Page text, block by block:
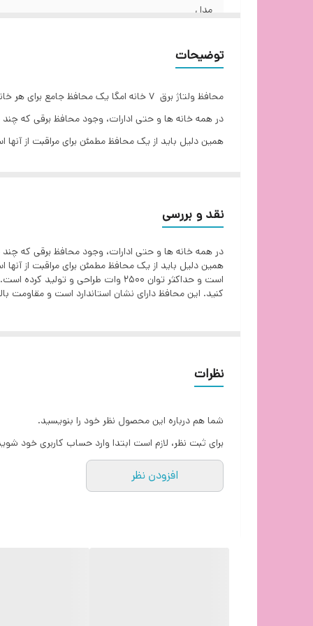
مدل
حدکثر توان قابل پشتیبانی
جریان انتقال کلی
ویژگی مقاومتی
توضیحات پریز
توضیحات
محافظ ولتاژ برق 7 خانه امگا یک محافظ جامع برای هر خانه می باشد.خرید این محصول را در گروه مهندسی ایده پرداز تجربه کنید.
در همه خانه ها و حتی ادارات، وجود محافظ برقی که
خرید محافظ برق با گارانتی تعویض در اصفهان
خرید محافظ برق لوازم صوتی و تصویری در اصفهان
خرید محافظ کامپیوتر
خرید محافظ پکیج
خرید محافظ اسپلیت
نقد و بررسی
در همه خانه ها و حتی ادارات، وجود محافظ برقی که
است و حداکثر توان 2500 وات
کنید. این محافظ دارای نشان استاندارد است و مقاومت
نظرات
شما هم درباره این محصول نظر خود را بنویسید.
برای ثبت نظر، لازم است ابتدا وارد حساب کاربری خود
افزودن نظر